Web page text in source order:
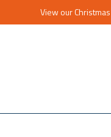
View our